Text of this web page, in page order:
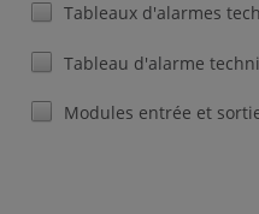
Tableaux d'alarmes
Tableau d'alarme
Modules entrée et